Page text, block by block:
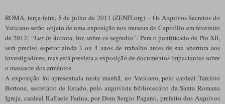
ROMA, terça-feira, 5 de julho de 2011 (ZENIT.org) – Os Arquivos Secretos do
Vaticano serão objeto de uma exposição nos museus do Capitólio em fevereiro
de 2012: “Lux in Arcana, luz sobre os segredos”. Para o pontificado de Pio XII,
será preciso esperar ainda 3 ou 4 anos de trabalho antes de sua abertura aos
investigadores, mas está prevista a exposição de documentos impactantes sobre
o massacre dos armênios.
A exposição foi apresentada nesta manhã, no Vaticano, pelo cardeal Tarcisio
Bertone, secretário de Estado, pelo arquivista bibliotecário da Santa Romana
Igreja, cardeal Raffaele Farina, por Dom Sergio Pagano, prefeito dos Arquivos